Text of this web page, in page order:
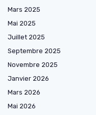
Mars 2025
Mai 2025
Juillet 2025
Septembre 2025
Novembre 2025
Janvier 2026
Mars 2026
Mai 2026